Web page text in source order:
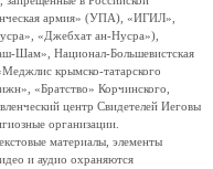
армия» (УПА), «ИГИЛ»,
«Джебхат ан-Нусра»),
Шам», Национал-Большевистская
крымско-татарского
«Братство» Корчинского,
центр Свидетелей Иеговы
организации.
материалы, элементы
и аудио охраняются